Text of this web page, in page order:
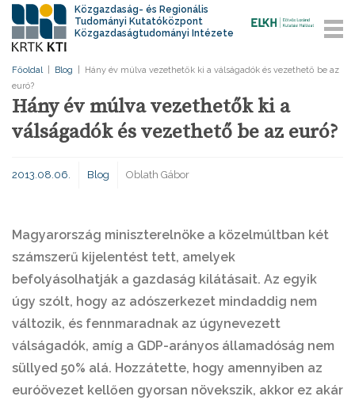
Közgazdaság- és Regionális
Tudományi Kutatóközpont
Közgazdaságtudományi Intézete
Főoldal Blog
Hány év múlva vezethetők ki a válságadók és vezethető be az
euró?
Hány év múlva vezethetők ki a
válságadók és vezethető be az euró?
2013.08.06. Blog Oblath Gábor
Magyarország miniszterelnöke a közelmúltban két
számszerű kijelentést tett, amelyek
befolyásolhatják a gazdaság kilátásait. Az egyik
úgy szólt, hogy az adószerkezet mindaddig nem
változik, és fennmaradnak az úgynevezett
válságadók, amíg a GDP-arányos államadóság nem
süllyed 50% alá. Hozzátette, hogy amennyiben az
euróövezet kellően gyorsan növekszik, akkor ez akár